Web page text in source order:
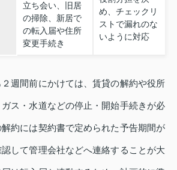
立ち会い、旧居
の掃除、新居で
の転入届や住所
変更手続き
め、チェックリ
ストで漏れのな
いように対応
週間前にかけては、賃貸の解約や役所
ス・水道などの停止・開始手続きが必
約には契約書で定められた予告期間が
して管理会社などへ連絡することが大